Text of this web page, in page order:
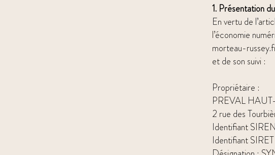
1. Présentation
En vertu de
l’économie
morteau-
et de son suivi :
Propriétaire :
PREVAL
2 rue des
Identifiant
Identifiant